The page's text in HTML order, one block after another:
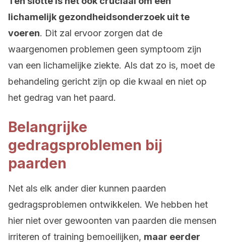
lichamelijk gezondheidsonderzoek uit te
voeren. Dit zal ervoor zorgen dat de
waargenomen problemen geen symptoom zijn
van een lichamelijke ziekte. Als dat zo is, moet de
behandeling gericht zijn op die kwaal en niet op
het gedrag van het paard.
Belangrijke
gedragsproblemen bij
paarden
Net als elk ander dier kunnen paarden
gedragsproblemen ontwikkelen. We hebben het
hier niet over gewoonten van paarden die mensen
irriteren of training bemoeilijken, maar eerder